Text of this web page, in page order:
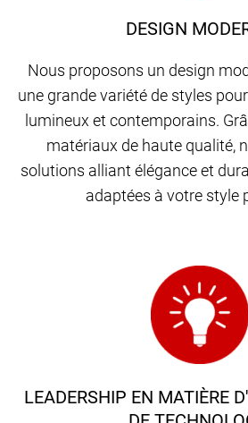
DESIGN
Nous proposons un design
une grande variété de styles
lumineux et contemporains.
matériaux de haute qualité,
solutions alliant élégance et
adaptées à votre style
LEADERSHIP EN MATIÈRE